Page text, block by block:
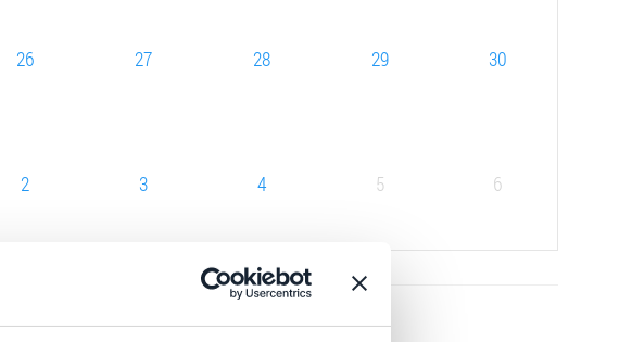
26 27 28 29 30
2 3 4 5 6